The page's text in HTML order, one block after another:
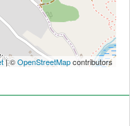
| ©OpenStreetMapcontributors